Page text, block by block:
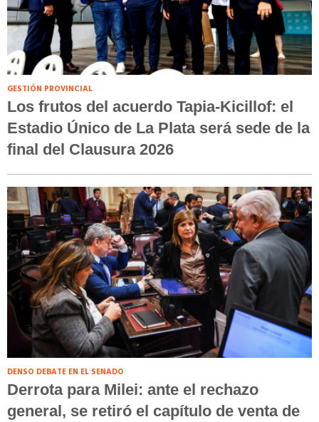
GESTIÓN PROVINCIAL
Los frutos del acuerdo Tapia-Kicillof: el
Estadio Único de La Plata será sede de la
final del Clausura 2026
DENSO DEBATE EN EL SENADO
Derrota para Milei: ante el rechazo
general, se retiró el capítulo de venta de